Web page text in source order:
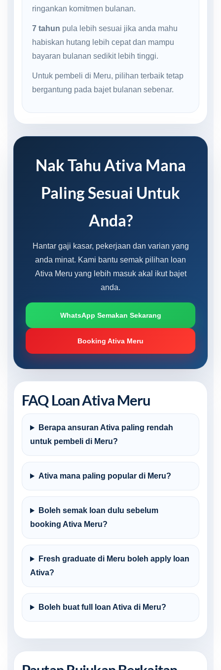
ringankan komitmen bulanan.
7 tahun pula lebih sesuai jika anda mahu
habiskan hutang lebih cepat dan mampu
bayaran bulanan sedikit lebih tinggi.
Untuk pembeli di Meru, pilihan terbaik tetap
bergantung pada bajet bulanan sebenar.
Nak Tahu Ativa Mana
Paling Sesuai Untuk
Anda?
Hantar gaji kasar, pekerjaan dan varian yang
anda minat. Kami bantu semak pilihan loan
Ativa Meru yang lebih masuk akal ikut bajet
anda.
WhatsApp Semakan Sekarang
Booking Ativa Meru
FAQ Loan Ativa Meru
Berapa ansuran Ativa paling rendah
untuk pembeli di Meru?
Ativa mana paling popular di Meru?
Boleh semak loan dulu sebelum
booking Ativa Meru?
Fresh graduate di Meru boleh apply loan
Ativa?
Boleh buat full loan Ativa di Meru?